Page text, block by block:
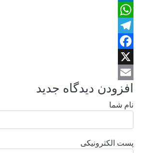
LinkedIn
WhatsApp
Telegram
Facebook
Email
افزودن دیدگاه جدید
نام شما
پست الکترونیکی